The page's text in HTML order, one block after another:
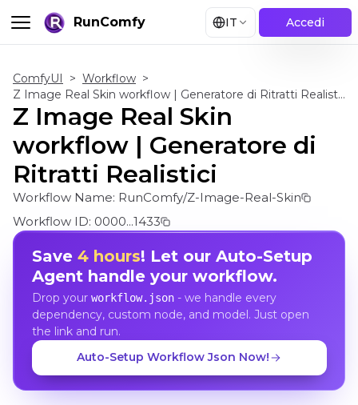
RunComfy IT Accedi
ComfyUI > Workflow >
Z Image Real Skin workflow | Generatore di Ritratti Realistici
Z Image Real Skin
workflow | Generatore di
Ritratti Realistici
Workflow Name: RunComfy/Z-Image-Real-Skin
Workflow ID: 0000...1433
Save 4 hours! Let our Auto-Setup
Agent handle your workflow.
Drop your workflow.json- we handle every
dependency, custom node, and model. Just open
the link and run.
Auto-Setup Workflow Json Now!